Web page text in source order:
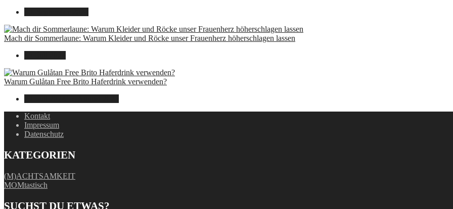
Mach dir Sommerlaune: Warum Kleider und Röcke unser Frauenherz höherschlagen lassen
Warum Gulåtan Free Brito Haferdrink verwenden?
Kontakt
Impressum
Datenschutz
KATEGORIEN
(M)ACHTSAMKEIT
MOMtastisch
SUCHST DU ETWAS?